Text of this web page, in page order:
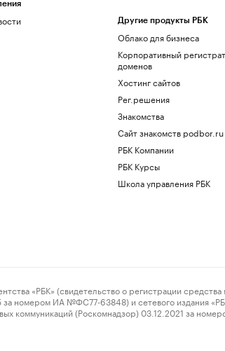
Другие продукты РБК
Облако для бизнеса
Корпоративный
доменов
Хостинг сайтов
Рег.решения
Знакомства
Сайт знакомств podbor.ru
РБК Компании
РБК Курсы
Школа управления РБК
«РБК» (свидетельство о регистрации средства
номером ИА №ФС77-63848) и сетевого издания
коммуникаций (Роскомнадзор) 03.12.2021 за